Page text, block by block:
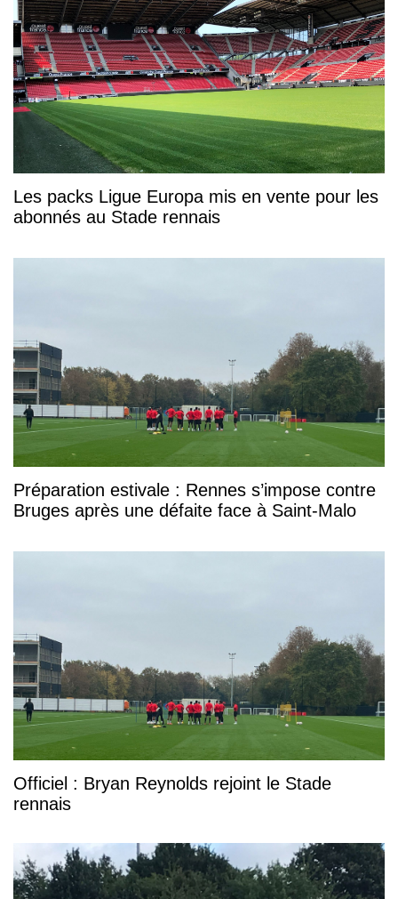
Les packs Ligue Europa mis en vente pour les
abonnés au Stade rennais
Préparation estivale : Rennes s’impose contre
Bruges après une défaite face à Saint-Malo
Officiel : Bryan Reynolds rejoint le Stade
rennais